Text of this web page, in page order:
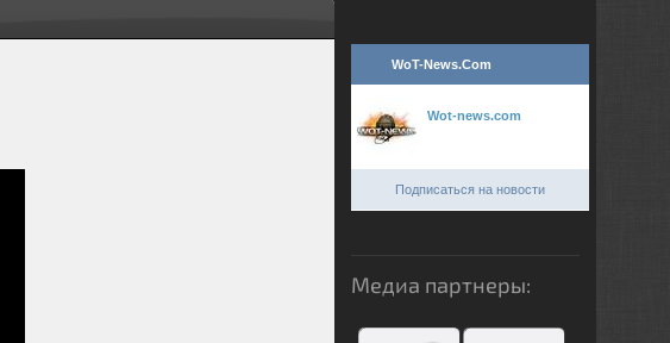
WoT-News.Com
Wot-news.com
Подписаться на новости
Медиа партнеры: